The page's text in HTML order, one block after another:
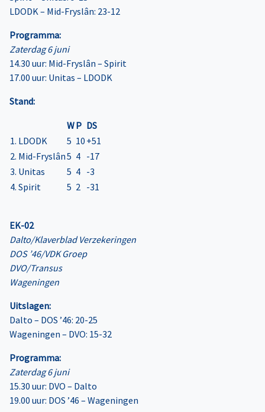
LDODK – Mid-Fryslân: 23-12
Programma:
Zaterdag 6 juni
14.30 uur: Mid-Fryslân – Spirit
17.00 uur: Unitas – LDODK
Stand:
WP DS
1. LDODK
5 10 +51
2. Mid-Fryslân5 4 -17
3. Unitas
5 4 -3
4. Spirit
5 2 -31
EK-02
Dalto/Klaverblad Verzekeringen
DOS ’46/VDK Groep
DVO/Transus
Wageningen
Uitslagen:
Dalto – DOS ’46: 20-25
Wageningen – DVO: 15-32
Programma:
Zaterdag 6 juni
15.30 uur: DVO – Dalto
19.00 uur: DOS ’46 – Wageningen